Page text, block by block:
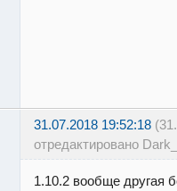
31.07.2018 19:52:18
отредактировано
1.10.2 вообще другая